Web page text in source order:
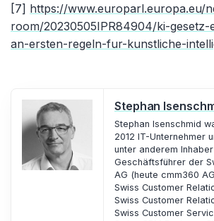
[7] https://www.europarl.europa.eu/
room/20230505IPR84904/ki-
an-ersten-regeln-fur-kunstliche-
Stephan
Stephan Isenschmid
2012 IT-Unternehmer
unter anderem
Geschäftsführer der
AG (heute cmm360
Swiss Customer
Swiss Customer
Swiss Customer